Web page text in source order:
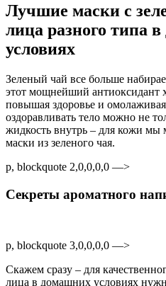
Лучшие маски с
лица разного типа
условиях
Зеленый чай все больше
этот мощнейший антиоксидант
повышая здоровье и
оздоравливать тело можно не
жидкость внутрь – для кожи
маски из зеленого чая.
p, blockquote 2,0,0,0,0 —>
Секреты ароматного
p, blockquote 3,0,0,0,0 —>
Скажем сразу – для
лица в домашних условиях